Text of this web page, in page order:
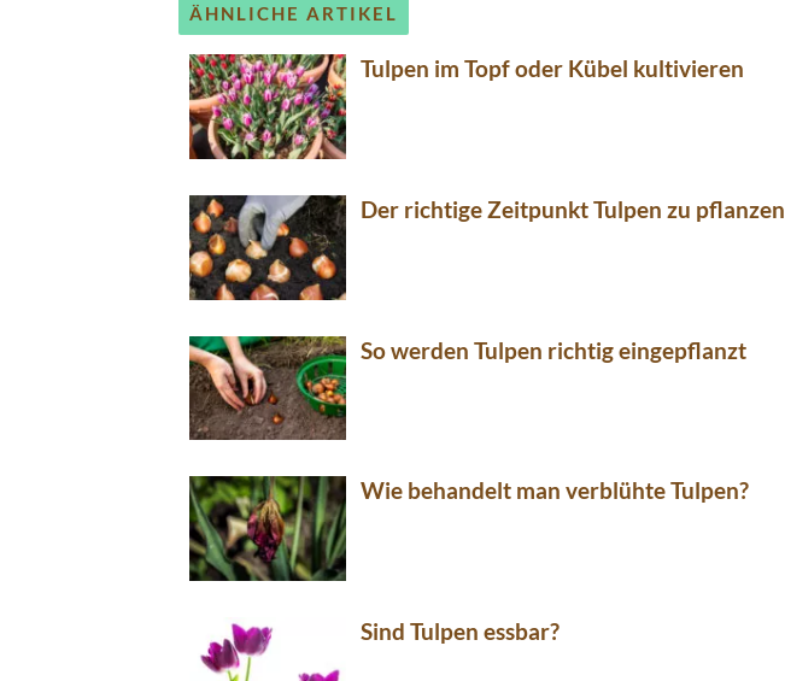
ÄHNLICHE ARTIKEL
Tulpen im Topf oder Kübel kultivieren
Der richtige Zeitpunkt Tulpen zu pflanzen
So werden Tulpen richtig eingepflanzt
Wie behandelt man verblühte Tulpen?
Sind Tulpen essbar?